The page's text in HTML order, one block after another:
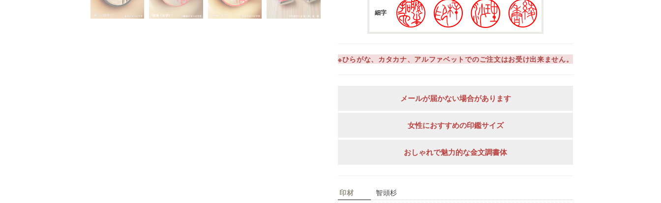
細字
※ひらがな、カタカナ、アルファベットでのご注文はお受け出来ません。
メールが届かない場合があります
女性におすすめの印鑑サイズ
おしゃれで魅力的な金文調書体
印材
智頭杉